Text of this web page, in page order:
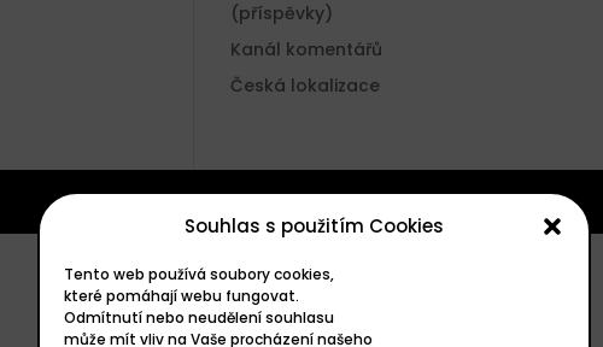
Souhlas s použitím Cookies
Tento web používá soubory cookies,
které pomáhají webu fungovat.
Odmítnutí nebo neudělení souhlasu
může mít vliv na Vaše procházení našeho
(příspěvky)
Kanál komentářů
Česká lokalizace